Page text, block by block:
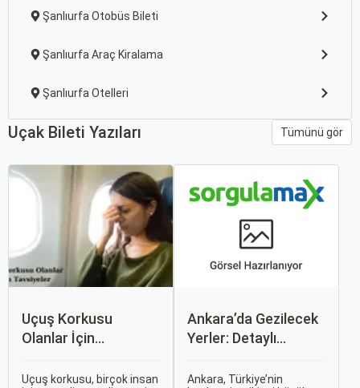
Şanlıurfa Otobüs Bileti
Şanlıurfa Araç Kiralama
Şanlıurfa Otelleri
Uçak Bileti Yazıları Tümünü gör
Uçuş Korkusu
Olanlar İçin
Uçuş korkusu, birçok insan
Ankara’da Gezilecek
Yerler: Detaylı
Ankara, Türkiye’nin